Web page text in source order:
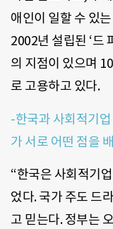
애인이 일할 수 있
2002년 설립된 ‘드
의 지점이 있으며
로 고용하고 있다.
-한국과 사회적기
가 서로 어떤 점을
“한국은 사회적기
었다. 국가 주도 드
고 믿는다. 정부는